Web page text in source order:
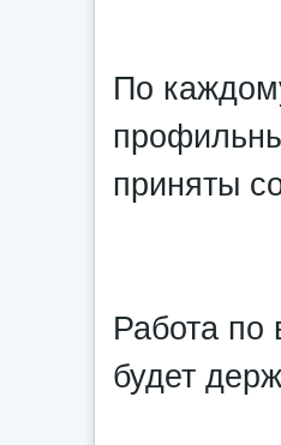
По
приняты
Работа
будет